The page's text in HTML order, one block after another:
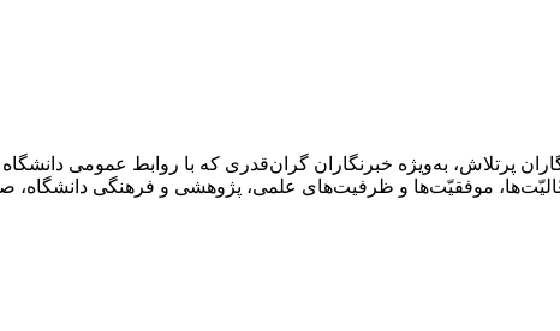
پرتلاش، به‌ویژه خبرنگاران گران‌قدری که با روابط عمومی
موفقیّت‌ها و ظرفیت‌های علمی، پژوهشی و فرهنگی دانشگاه،